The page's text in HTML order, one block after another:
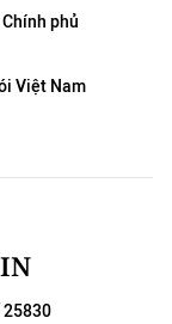
phủ
Việt Nam
25830